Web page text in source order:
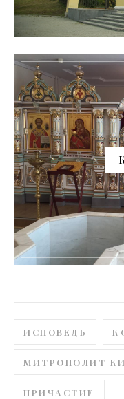
ИСПОВЕДЬ
МИТРОПОЛИТ
ПРИЧАСТИЕ